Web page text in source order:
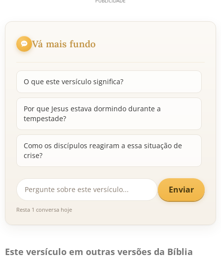
Vá mais fundo
O que este versículo significa?
Por que Jesus estava dormindo durante a
tempestade?
Como os discípulos reagiram a essa situação de
crise?
Enviar
Resta 1 conversa hoje
Este versículo em outras versões da Bíblia